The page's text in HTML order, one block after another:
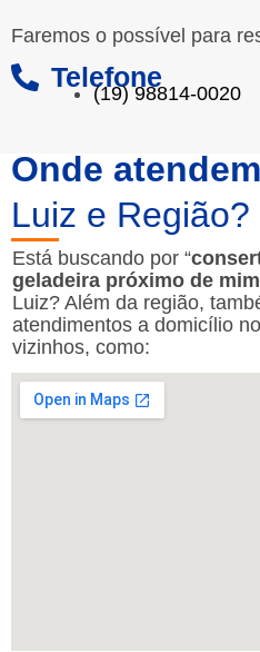
Faremos o possível para
Telefone
(19) 98814-0020
Onde
Luiz e Região?
Está buscando por “
geladeira próximo de mim
Luiz? Além da região,
atendimentos a domicílio
vizinhos, como: